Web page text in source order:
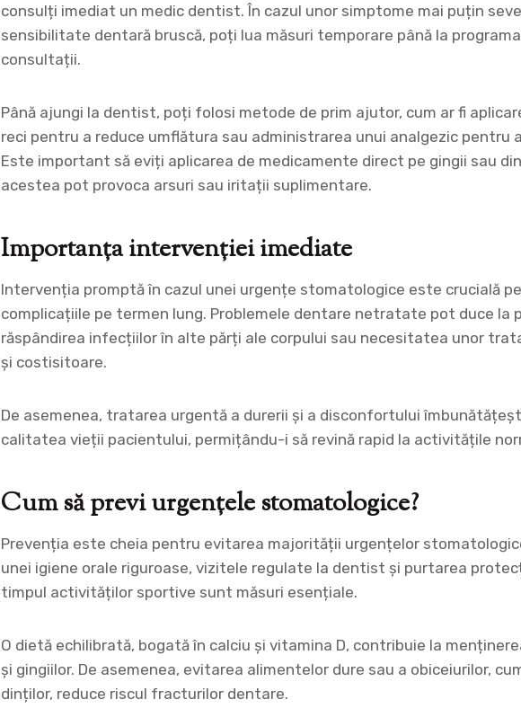
consulți imediat un medic dentist. În cazul unor simptome mai puțin
sensibilitate dentară bruscă, poți lua măsuri temporare până la
consultații.
Până ajungi la dentist, poți folosi metode de prim ajutor, cum ar fi
reci pentru a reduce umflătura sau administrarea unui analgezic pentru
Este important să eviți aplicarea de medicamente direct pe gingii sau
acestea pot provoca arsuri sau iritații suplimentare.
Importanța intervenției imediate
Intervenția promptă în cazul unei urgențe stomatologice este crucială
complicațiile pe termen lung. Problemele dentare netratate pot duce la
răspândirea infecțiilor în alte părți ale corpului sau necesitatea unor
și costisitoare.
De asemenea, tratarea urgentă a durerii și a disconfortului
calitatea vieții pacientului, permițându-i să revină rapid la activitățile
Cum să previ urgențele stomatologice?
Prevenția este cheia pentru evitarea majorității urgențelor
unei igiene orale riguroase, vizitele regulate la dentist și purtarea
timpul activităților sportive sunt măsuri esențiale.
O dietă echilibrată, bogată în calciu și vitamina D, contribuie la
și gingiilor. De asemenea, evitarea alimentelor dure sau a obiceiurilor,
dinților, reduce riscul fracturilor dentare.